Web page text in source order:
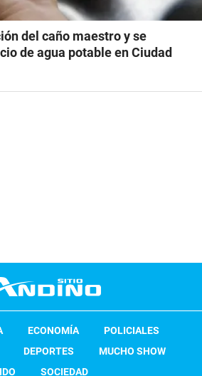
del caño maestro y se
de agua potable en Ciudad
ECONOMÍA
POLICIALES
DEPORTES
MUCHO SHOW
SOCIEDAD